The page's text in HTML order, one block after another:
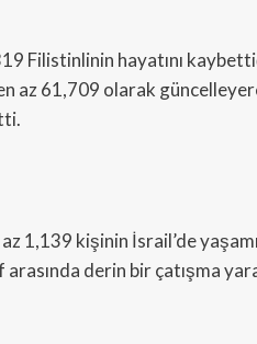
Filistinlinin hayatını
az 61,709 olarak
1,139 kişinin İsrail’de
arasında derin bir çatışma